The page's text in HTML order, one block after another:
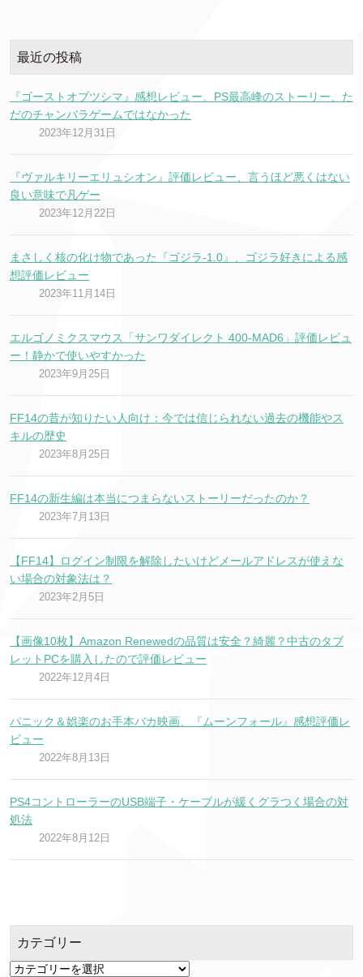
最近の投稿
『ゴーストオブツシマ』感想レビュー。PS最高峰のストーリー、た
だのチャンバラゲームではなかった
2023年12月31日
『ヴァルキリーエリュシオン』評価レビュー、言うほど悪くはない
良い意味で凡ゲー
2023年12月22日
まさしく核の化け物であった『ゴジラ-1.0』、ゴジラ好きによる感
想評価レビュー
2023年11月14日
エルゴノミクスマウス「サンワダイレクト 400-MAD6」評価レビュ
ー！静かで使いやすかった
2023年9月25日
FF14の昔が知りたい人向け：今では信じられない過去の機能やス
キルの歴史
2023年8月25日
FF14の新生編は本当につまらないストーリーだったのか？
2023年7月13日
【FF14】ログイン制限を解除したいけどメールアドレスが使えな
い場合の対象法は？
2023年2月5日
【画像10枚】Amazon Renewedの品質は安全？綺麗？中古のタブ
レットPCを購入したので評価レビュー
2022年12月4日
パニック＆娯楽のお手本バカ映画、『ムーンフォール』感想評価レ
ビュー
2022年8月13日
PS4コントローラーのUSB端子・ケーブルが緩くグラつく場合の対
処法
2022年8月12日
カテゴリー
カ